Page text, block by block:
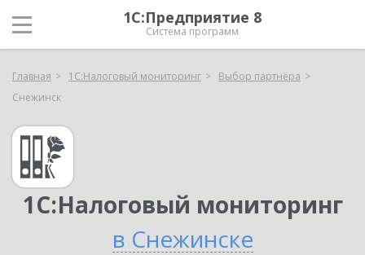
1С:Предприятие 8
Система программ
Главная 1С:Налоговый мониторинг
Выбор партнёра
Снежинск
1С:Налоговый мониторинг
в Снежинске